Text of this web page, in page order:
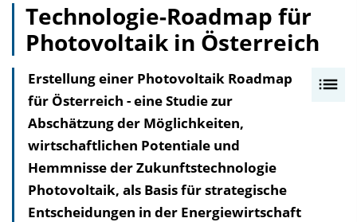
Technologie-Roadmap für
Photovoltaik in Österreich
Erstellung einer Photovoltaik Roadmap
für Österreich - eine Studie zur
Abschätzung der Möglichkeiten,
wirtschaftlichen Potentiale und
Hemmnisse der Zukunftstechnologie
Photovoltaik, als Basis für strategische
Entscheidungen in der Energiewirtschaft